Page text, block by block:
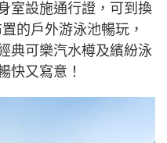
室設施通行證，可到換
的戶外游泳池暢玩，
典可樂汽水樽及繽紛泳
快又寫意！